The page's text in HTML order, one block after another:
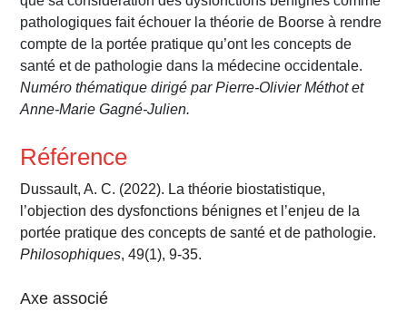
pathologiques fait échouer la théorie de Boorse à rendre
compte de la portée pratique qu’ont les concepts de
santé et de pathologie dans la médecine occidentale.
Numéro thématique dirigé par Pierre-Olivier Méthot et
Anne-Marie Gagné-Julien.
Référence
Dussault, A. C. (2022). La théorie biostatistique,
l’objection des dysfonctions bénignes et l’enjeu de la
portée pratique des concepts de santé et de pathologie.
Philosophiques, 49(1), 9-35.
Axe associé